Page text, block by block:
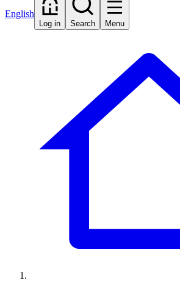
English
Log in Search Menu